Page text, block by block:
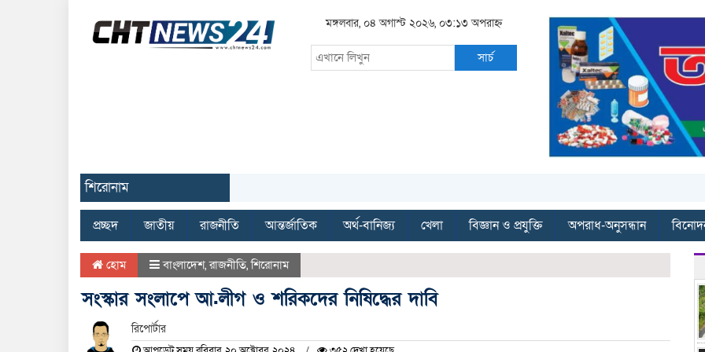
মঙ্গলবার, ০৪ অগাস্ট ২০২৬, ০৩:১৩ অপরাহ্ন
সার্চ
শিরোনাম
প্রচ্ছদ জাতীয় রাজনীতি আন্তর্জাতিক অর্থ-বানিজ্য খেলা বিজ্ঞান ও প্রযুক্তি অপরাধ-অনুসন্ধান
হোম বাংলাদেশ,রাজনীতি,শিরোনাম
সংস্কার সংলাপে আ.লীগ ও শরিকদের নিষিদ্ধের দাবি
রিপোর্টার